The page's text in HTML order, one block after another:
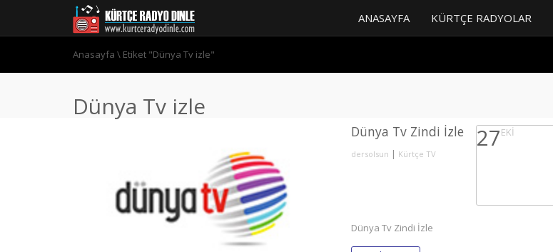
ANASAYFA KÜRTÇE RADYOLAR
Anasayfa \ Etiket "Dünya Tv izle"
Dünya Tv izle
Dünya Tv Zindi İzle
dersolsun | Kürtçe TV
27EKI
Dünya Tv Zindi İzle